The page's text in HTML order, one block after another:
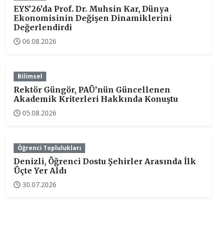
EYS’26’da Prof. Dr. Muhsin Kar, Dünya
Ekonomisinin Değişen Dinamiklerini
Değerlendirdi
06.08.2026
Bilimsel
Rektör Güngör, PAÜ’nün Güncellenen
Akademik Kriterleri Hakkında Konuştu
05.08.2026
Öğrenci Toplulukları
Denizli, Öğrenci Dostu Şehirler Arasında İlk
Üçte Yer Aldı
30.07.2026